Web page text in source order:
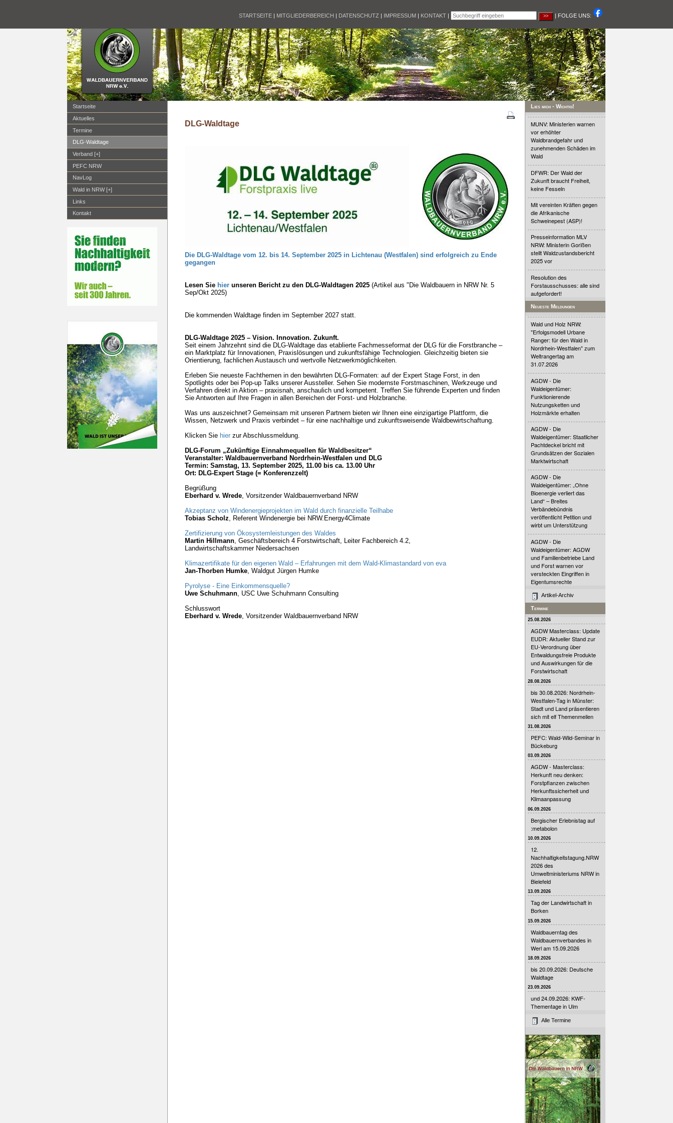
STARTSEITE | MITGLIEDERBEREICH | DATENSCHUTZ | IMPRESSUM | KONTAKT | | FOLGE UNS:
Startseite
Aktuelles
Termine
DLG-Waldtage
Verband [+]
PEFC NRW
NavLog
Wald in NRW [+]
Links
Kontakt
DLG-Waldtage
Die DLG-Waldtage vom 12. bis 14. September 2025 in Lichtenau (Westfalen) sind erfolgreich zu Ende
gegangen
Lesen Sie hierunseren Bericht zu den DLG-Waldtagen 2025(Artikel aus "Die Waldbauern in NRW Nr. 5
Sep/Okt 2025)
Die kommenden Waldtage finden im September 2027 statt.
DLG-Waldtage 2025 – Vision. Innovation. Zukunft.
Seit einem Jahrzehnt sind die DLG-Waldtage das etablierte Fachmesseformat der DLG für die Forstbranche –
ein Marktplatz für Innovationen, Praxislösungen und zukunftsfähige Technologien. Gleichzeitig bieten sie
Orientierung, fachlichen Austausch und wertvolle Netzwerkmöglichkeiten.
Erleben Sie neueste Fachthemen in den bewährten DLG-Formaten: auf der Expert Stage Forst, in den
Spotlights oder bei Pop-up Talks unserer Aussteller. Sehen Sie modernste Forstmaschinen, Werkzeuge und
Verfahren direkt in Aktion – praxisnah, anschaulich und kompetent. Treffen Sie führende Experten und finden
Sie Antworten auf Ihre Fragen in allen Bereichen der Forst- und Holzbranche.
Was uns auszeichnet? Gemeinsam mit unseren Partnern bieten wir Ihnen eine einzigartige Plattform, die
Wissen, Netzwerk und Praxis verbindet – für eine nachhaltige und zukunftsweisende Waldbewirtschaftung.
Klicken Sie hierzur Abschlussmeldung.
DLG-Forum „Zukünftige Einnahmequellen für Waldbesitzer“
Veranstalter: Waldbauernverband Nordrhein-Westfalen und DLG
Termin: Samstag, 13. September 2025, 11.00 bis ca. 13.00 Uhr
Ort: DLG-Expert Stage (= Konferenzzelt)
Begrüßung
Eberhard v. Wrede, Vorsitzender Waldbauernverband NRW
Akzeptanz von Windenergieprojekten im Wald durch finanzielle Teilhabe
Tobias Scholz , Referent Windenergie bei NRW.Energy4Climate
Zertifizierung von Ökosystemleistungen des Waldes
Martin Hillmann, Geschäftsbereich 4 Forstwirtschaft, Leiter Fachbereich 4.2,
Landwirtschaftskammer Niedersachsen
Klimazertifikate für den eigenen Wald – Erfahrungen mit dem Wald-Klimastandard von eva
Jan-Thorben Humke, Waldgut Jürgen Humke
Pyrolyse - Eine Einkommensquelle?
Uwe Schuhmann, USC Uwe Schuhmann Consulting
Schlusswort
Eberhard v. Wrede, Vorsitzender Waldbauernverband NRW
Lies mich - Wichtig!
MUNV: Ministerien warnen
vor erhöhter
Waldbrandgefahr und
zunehmenden Schäden im
Wald
DFWR: Der Wald der
Zukunft braucht Freiheit,
keine Fesseln
Mit vereinten Kräften gegen
die Afrikanische
Schweinepest (ASP)!
Presseinformation MLV
NRW: Ministerin Gorißen
stellt Waldzustandsbericht
2025 vor
Resolution des
Forstausschusses: alle sind
aufgefordert!
Neueste Meldungen
Wald und Holz NRW:
"Erfolgsmodell Urbane
Ranger: für den Wald in
Nordrhein-Westfalen" zum
Weltrangertag am
31.07.2026
AGDW - Die
Waldeigentümer:
Funktionierende
Nutzungsketten und
Holzmärkte erhalten
AGDW - Die
Waldeigentümer: Staatlicher
Pachtdeckel bricht mit
Grundsätzen der Sozialen
Marktwirtschaft
AGDW - Die
Waldeigentümer: „Ohne
Bioenergie verliert das
Land“ – Breites
Verbändebündnis
veröffentlicht Petition und
wirbt um Unterstützung
AGDW - Die
Waldeigentümer: AGDW
und Familienbetriebe Land
und Forst warnen vor
versteckten Eingriffen in
Eigentumsrechte
Artikel-Archiv
Termine
25.08.2026
AGDW Masterclass: Update
EUDR: Aktueller Stand zur
EU-Verordnung über
Entwaldungsfreie Produkte
und Auswirkungen für die
Forstwirtschaft
28.08.2026
bis 30.08.2026: Nordrhein-
Westfalen-Tag in Münster:
Stadt und Land präsentieren
sich mit elf Themenmeilen
31.08.2026
PEFC: Wald-Wild-Seminar in
Bückeburg
03.09.2026
AGDW - Masterclass:
Herkunft neu denken:
Forstpflanzen zwischen
Herkunftssicherheit und
Klimaanpassung
06.09.2026
Bergischer Erlebnistag auf
:metabolon
10.09.2026
12.
Nachhaltigkeitstagung.NRW
2026 des
Umweltministeriums NRW in
Bielefeld
13.09.2026
Tag der Landwirtschaft in
Borken
15.09.2026
Waldbauerntag des
Waldbauernverbandes in
Werl am 15.09.2026
18.09.2026
bis 20.09.2026: Deutsche
Waldtage
23.09.2026
und 24.09.2026: KWF-
Thementage in Ulm
Alle Termine